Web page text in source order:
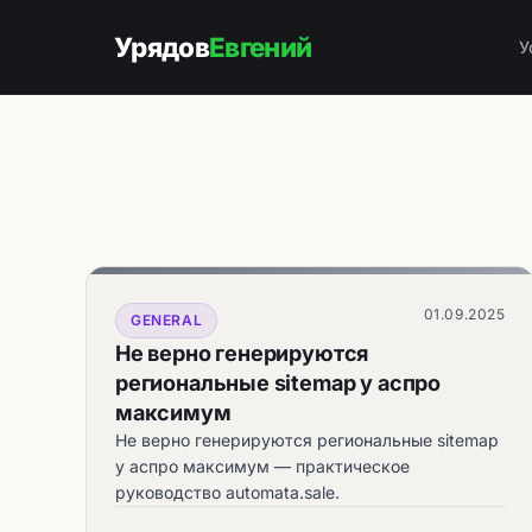
УрядовЕвгений
GENERAL 01.09.2025
Не верно генерируются
региональные sitemap у аспро
максимум
Не верно генерируются региональные sitemap
у аспро максимум — практическое
руководство automata.sale.